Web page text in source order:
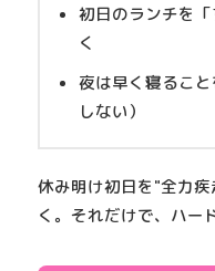
初日のランチを
く
夜は早く寝るこ
しない）
休み明け初日を"全力
く。それだけで、ハー